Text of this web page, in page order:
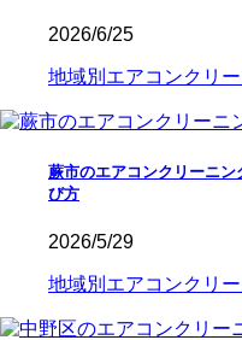
2026/6/25
地域別エアコンクリ
蕨市のエアコンクリーニ
び方
2026/5/29
地域別エアコンクリ